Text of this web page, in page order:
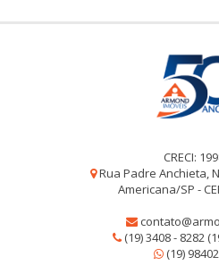
CRECI:
Rua Padre Anchieta,
Americana/SP -
(19) 3408 - 8282
(19)